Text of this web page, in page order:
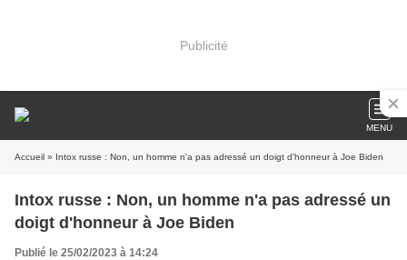
Publicité
MENU
Accueil » Intox russe : Non, un homme n'a pas adressé un doigt d'honneur à Joe Biden
Intox russe : Non, un homme n'a pas adressé un
doigt d'honneur à Joe Biden
Publié le 25/02/2023 à 14:24